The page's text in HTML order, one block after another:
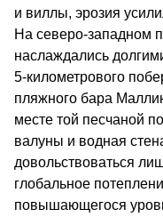
и виллы, эрозия
На северо-западном
наслаждались
5‑километрового
пляжного бара
месте той песчаной
валуны и водная
довольствоваться
глобальное
повышающегося